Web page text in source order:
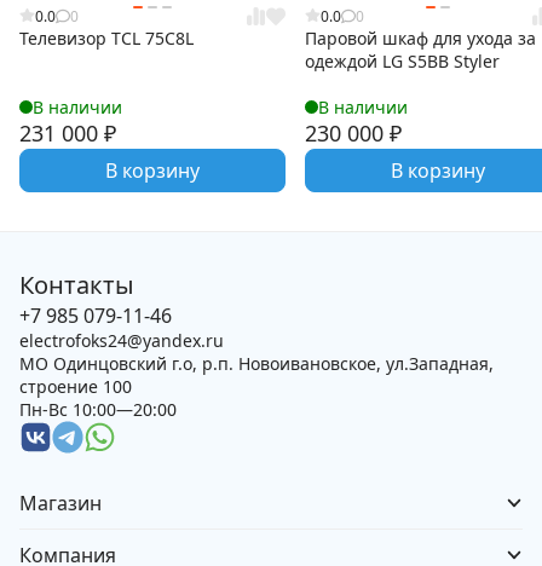
0.0 0
Телевизор TCL 75C8L
В наличии
231 000 ₽
В корзину
0.0 0
Паровой шкаф для ухода за
одеждой LG S5BB Styler
В наличии
230 000 ₽
В корзину
Контакты
+7 985 079-11-46
electrofoks24@yandex.ru
МО Одинцовский г.о, р.п. Новоивановское, ул.Западная,
строение 100
Пн-Вс 10:00—20:00
Магазин
Компания